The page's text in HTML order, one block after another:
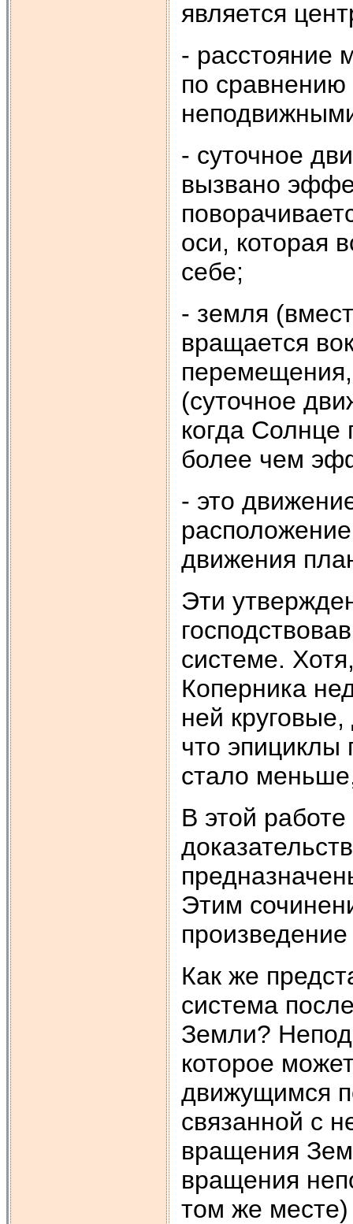
является
- расстояние
по
- суточное
вызвано
оси, которая
себе;
- земля
вращается
(суточное
когда
более чем
- это
движения
Эти
системе.
Коперника
ней
что
стало
В этой
Этим
Как же
система
Земли?
которое
движущимся
связанной с
вращения
вращения
том же